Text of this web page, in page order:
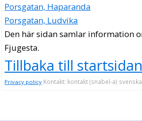
Porsgatan, Haparanda
Porsgatan, Ludvika
Den här sidan samlar information
Fjugesta.
Tillbaka till startsidan
Privacy policy Kontakt: kontakt (snabel-a)